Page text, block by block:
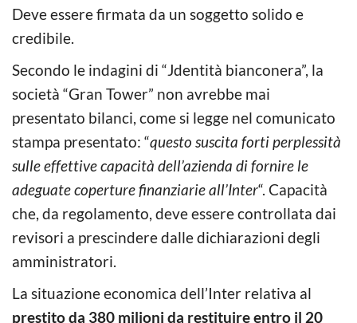
Deve essere firmata da un soggetto solido e
credibile.
Secondo le indagini di “Jdentità bianconera”, la
società “Gran Tower” non avrebbe mai
presentato bilanci, come si legge nel comunicato
stampa presentato: “questo suscita forti perplessità
sulle effettive capacità dell’azienda di fornire le
adeguate coperture finanziarie all’Inter“. Capacità
che, da regolamento, deve essere controllata dai
revisori a prescindere dalle dichiarazioni degli
amministratori.
La situazione economica dell’Inter relativa al
prestito da 380 milioni da restituire entro il 20